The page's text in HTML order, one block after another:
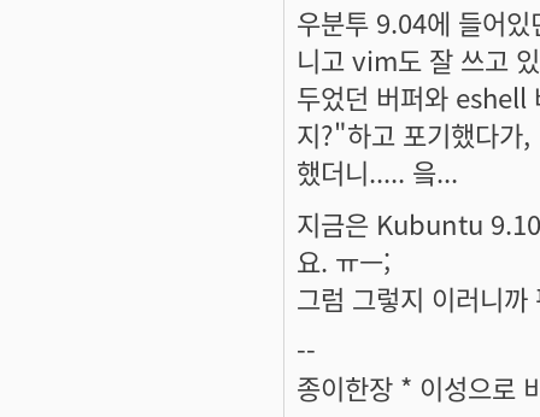
우분투 9.04에 들어
니고 vim도 잘 쓰고
두었던 버퍼와 eshell
지?"하고 포기했다가
했더니..... 읔...
지금은 Kubuntu
요. ㅠㅡ;
그럼 그렇지 이러니
--
종이한장 * 이성으로